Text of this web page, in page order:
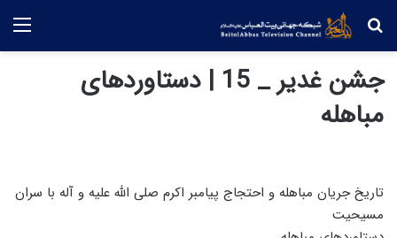
جستجو
جشن غدیر _ 15 | دستاوردهای
مباهله
تاریخ جریان مباهله و احتجاج پیامبر اکرم صلی الله علیه و آله با سران
مسیحیت